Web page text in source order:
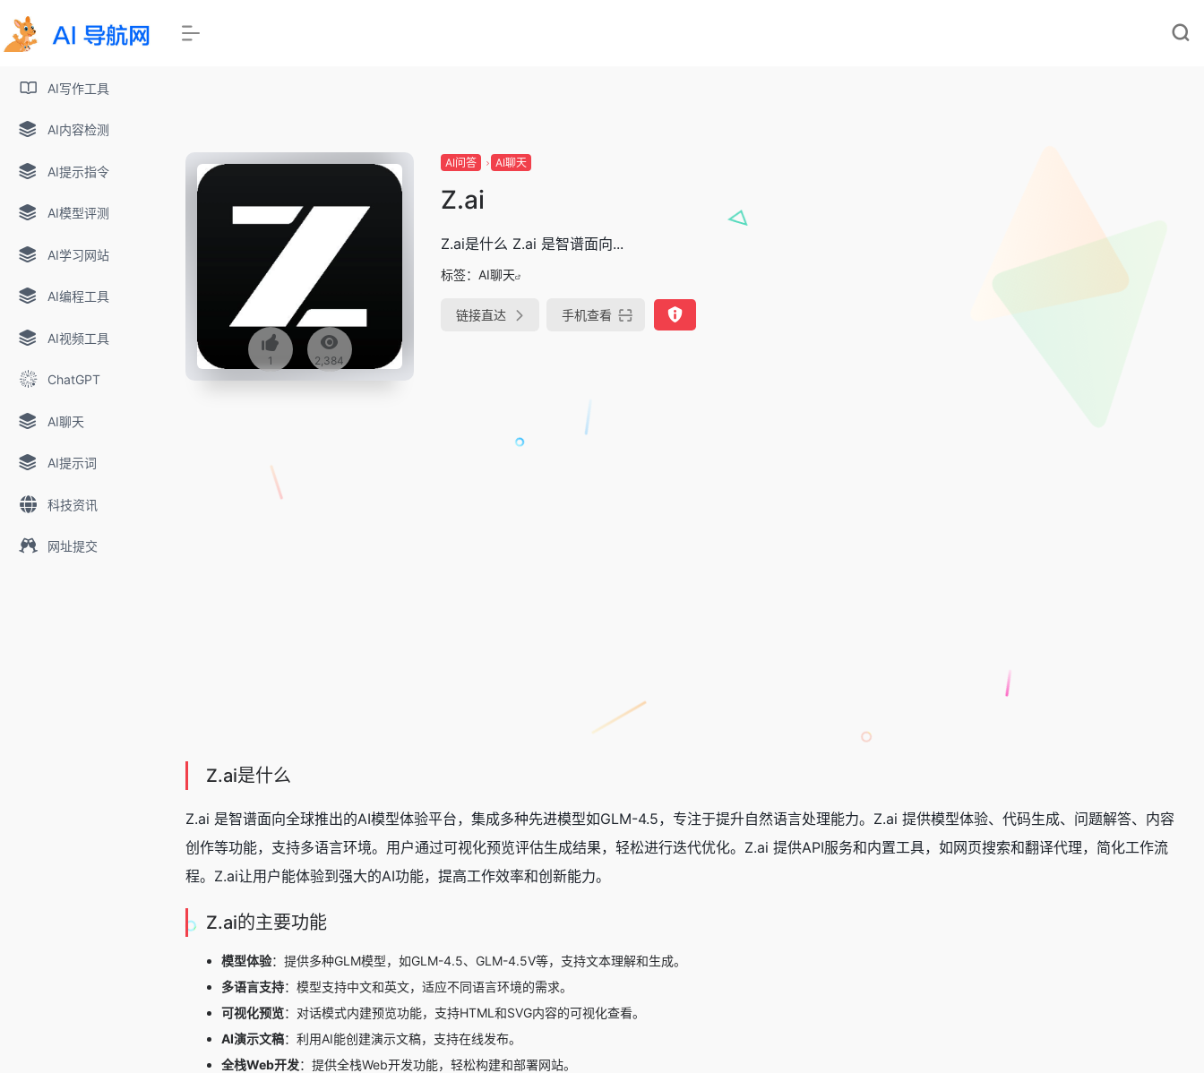
AI写作工具
AI内容检测
AI提示指令
AI模型评测
AI学习网站
AI编程工具
AI视频工具
ChatGPT
AI聊天
AI提示词
科技资讯
网址提交
1 2,384
AI问答 AI聊天
Z.ai
Z.ai是什么 Z.ai 是智谱面向...
标签： AI聊天
链接直达 手机查看
Z.ai是什么
Z.ai 是智谱面向全球推出的AI模型体验平台，集成多种先进模型如GLM-4.5，专注于提升自然语言处理能力。Z.ai 提供模型体验、代码生成、问题解答、内容
创作等功能，支持多语言环境。用户通过可视化预览评估生成结果，轻松进行迭代优化。Z.ai 提供API服务和内置工具，如网页搜索和翻译代理，简化工作流
程。Z.ai让用户能体验到强大的AI功能，提高工作效率和创新能力。
Z.ai的主要功能
模型体验：提供多种GLM模型，如GLM-4.5、 GLM-4.5V等，支持文本理解和生成。
多语言支持：模型支持中文和英文，适应不同语言环境的需求。
可视化预览：对话模式内建预览功能，支持HTML和SVG内容的可视化查看。
AI演示文稿：利用AI能创建演示文稿，支持在线发布。
全栈Web开发：提供全栈Web开发功能，轻松构建和部署网站。